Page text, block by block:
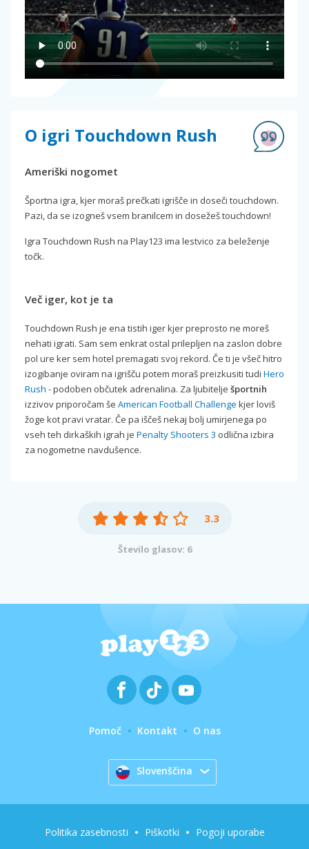
O igri Touchdown Rush
Ameriški nogomet
Športna igra, kjer moraš prečkati igrišče in doseči touchdown.
Pazi, da se izogneš vsem branilcem in dosežeš touchdown!
Igra Touchdown Rush na Play123 ima lestvico za beleženje
točk.
Več iger, kot je ta
Touchdown Rush je ena tistih iger kjer preprosto ne moreš
nehati igrati. Sam sem enkrat ostal prilepljen na zaslon dobre
pol ure ker sem hotel premagati svoj rekord. Če ti je všeč hitro
izogibanje oviram na igrišču potem moraš preizkusiti tudi Hero
Rush - podoben občutek adrenalina. Za ljubitelje športnih
izzivov priporočam še American Football Challenge kjer loviš
žoge kot pravi vratar. Če pa iščeš nekaj bolj umirjenega po
vseh teh dirkaških igrah je Penalty Shooters 3 odlična izbira
za nogometne navdušence.
3.3
Število glasov: 6
Pomoč Kontakt O nas
Slovenščina
Politika zasebnosti Piškotki Pogoji uporabe